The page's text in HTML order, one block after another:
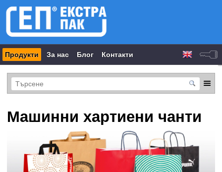
Продукти За нас Блог Контакти
Машинни хартиени чанти